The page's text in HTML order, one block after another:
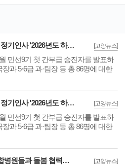
[고양뉴스]
고양시, 민선9기 정기인사 '2026년도 하반기 6급 팀장 인사발령 사항'
민선9기 첫 간부급 승진자를 발표하
장과 5·6급 과·팀장 등 총 86명에 대한
[고양뉴스]
고양시, 민선9기 정기인사 '2026년도 하반기 6급 부팀장 이하 인사발령 사항'
민선9기 첫 간부급 승진자를 발표하
장과 5·6급 과·팀장 등 총 86명에 대한
[고양뉴스]
고양시, 관내 종합병원들과 돌봄 협력체계 구축 '통합돌봄 대상자 발굴 및 연계'